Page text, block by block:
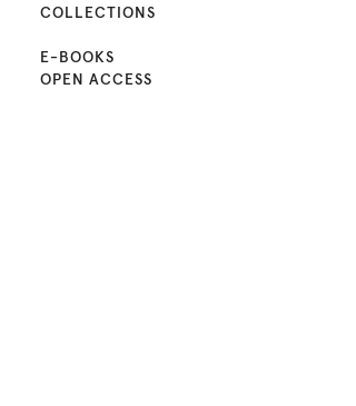
COLLECTIONS
E-BOOKS
OPEN ACCESS